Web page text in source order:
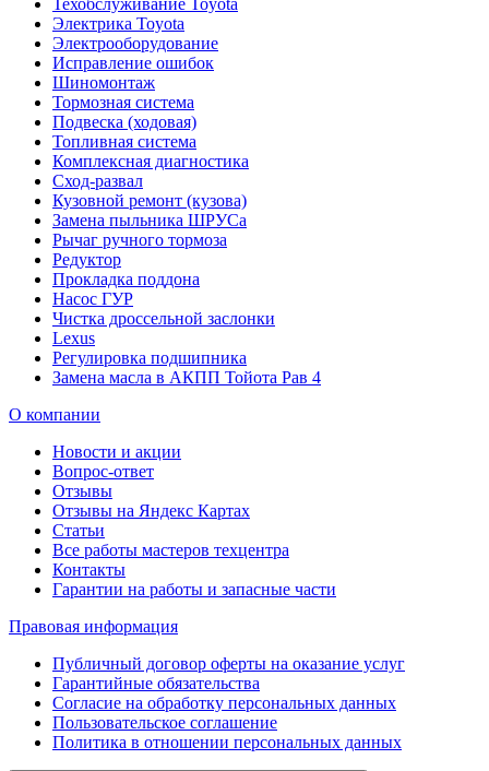
Электрика Toyota
Электрооборудование
Исправление ошибок
Шиномонтаж
Тормозная система
Подвеска (ходовая)
Топливная система
Комплексная диагностика
Сход-развал
Кузовной ремонт (кузова)
Замена пыльника ШРУСа
Рычаг ручного тормоза
Редуктор
Прокладка поддона
Насос ГУР
Чистка дроссельной заслонки
Lexus
Регулировка подшипника
Замена масла в АКПП Тойота Рав 4
О компании
Новости и акции
Вопрос-ответ
Отзывы
Отзывы на Яндекс Картах
Статьи
Все работы мастеров техцентра
Контакты
Гарантии на работы и запасные части
Правовая информация
Публичный договор оферты на оказание услуг
Гарантийные обязательства
Согласие на обработку персональных данных
Пользовательское соглашение
Политика в отношении персональных данных